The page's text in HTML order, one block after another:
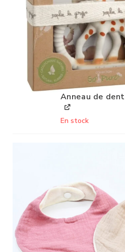
Anneau de
En stock